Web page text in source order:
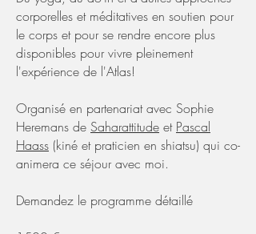
corporelles et méditatives en soutien pour
le corps et pour se rendre encore plus
disponibles pour vivre pleinement
l'expérience de l'Atlas!
Organisé en partenariat avec Sophie
Heremans de Saharattitude et Pascal
Haass (kiné et praticien en shiatsu) qui co-
animera ce séjour avec moi​.
Demandez le programme détaillé